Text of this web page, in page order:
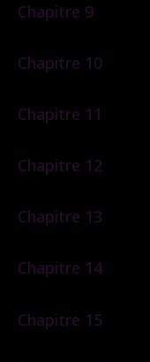
Chapitre 9
Chapitre 10
Chapitre 11
Chapitre 12
Chapitre 13
Chapitre 14
Chapitre 15